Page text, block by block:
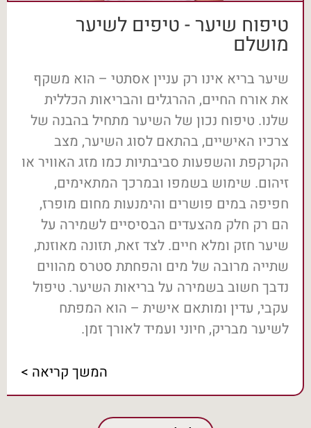
טיפוח שיער - טיפים לשיער
מושלם
שיער בריא אינו רק עניין אסתטי – הוא משקף
את אורח החיים, ההרגלים והבריאות הכללית
שלנו. טיפוח נכון של השיער מתחיל בהבנה של
צרכיו האישיים, בהתאם לסוג השיער, מצב
הקרקפת והשפעות סביבתיות כמו מזג האוויר או
זיהום. שימוש בשמפו ובמרכך המתאימים,
חפיפה במים פושרים והימנעות מחום מופרז,
הם רק חלק מהצעדים הבסיסיים לשמירה על
שיער חזק ומלא חיים. לצד זאת, תזונה מאוזנת,
שתייה מרובה של מים והפחתת סטרס מהווים
נדבך חשוב בשמירה על בריאות השיער. טיפול
עקבי, עדין ומותאם אישית – הוא המפתח
לשיער מבריק, חיוני ועמיד לאורך זמן.
המשך קריאה >